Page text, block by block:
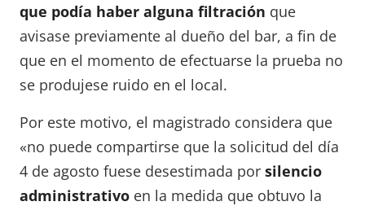
que podía haber alguna filtración que
avisase previamente al dueño del bar, a fin de
que en el momento de efectuarse la prueba no
se produjese ruido en el local.
Por este motivo, el magistrado considera que
«no puede compartirse que la solicitud del día
4 de agosto fuese desestimada por silencio
administrativo en la medida que obtuvo la